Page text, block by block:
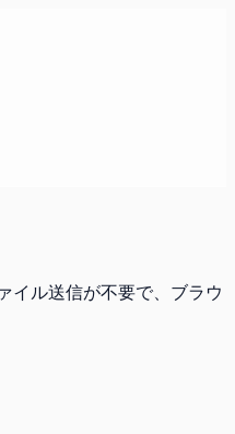
イル送信が不要で、ブラウ